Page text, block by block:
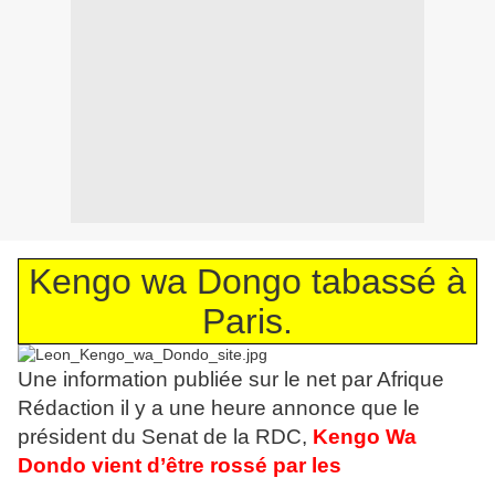
Kengo wa Dongo tabassé à
Paris.
Une information publiée sur le net par Afrique
Rédaction il y a une heure annonce que le
président du Senat de la RDC, Kengo Wa
Dondo vient d’être rossé par les